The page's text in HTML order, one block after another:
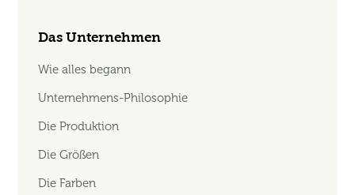
Das Unternehmen
Wie alles begann
Unternehmens-Philosophie
Die Produktion
Die Größen
Die Farben